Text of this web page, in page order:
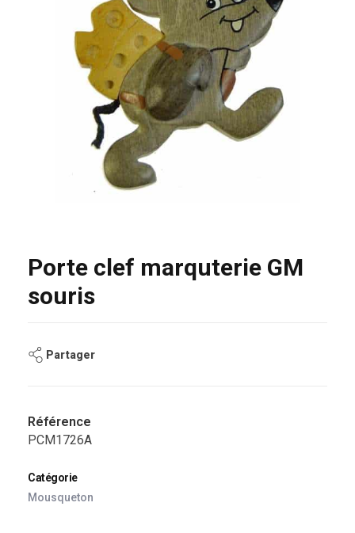
Porte clef marquterie GM
souris
Partager
Référence
PCM1726A
Catégorie
Mousqueton